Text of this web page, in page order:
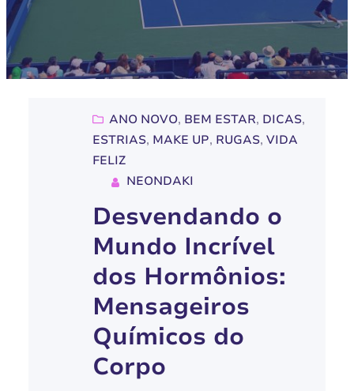
ANO NOVO, BEM ESTAR, DICAS
ESTRIAS, MAKE UP, RUGAS, VIDA
FELIZ
NEONDAKI
Desvendando o
Mundo Incrível
dos Hormônios:
Mensageiros
Químicos do
Corpo